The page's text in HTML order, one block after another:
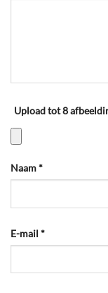
Upload tot 8
Naam*
E-mail *